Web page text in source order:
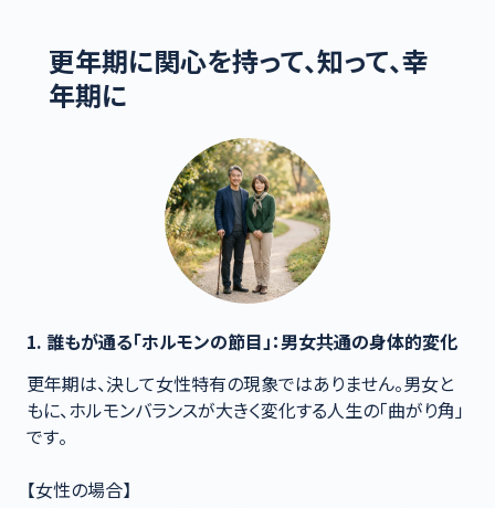
更年期に関心を持って、知って、幸
年期に
1. 誰もが通る「ホルモンの節目」：男女共通の身体的変化
更年期は、決して女性特有の現象ではありません。男女と
もに、ホルモンバランスが大きく変化する人生の「曲がり角」
です。
【女性の場合】